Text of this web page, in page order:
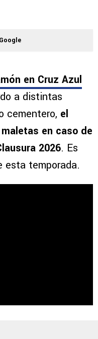
en Cruz Azul
a distintas
cementero, el
en caso de
2026. Es
esta temporada.